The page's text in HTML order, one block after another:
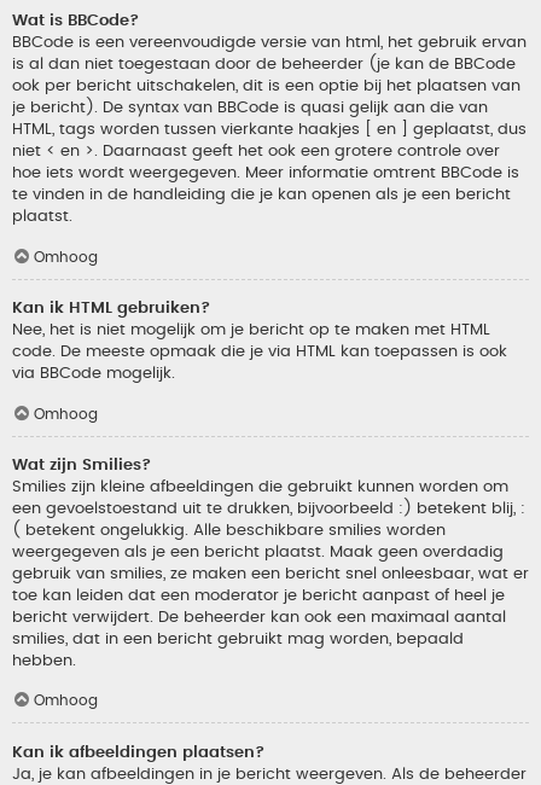
Wat is BBCode?
BBCode is een vereenvoudigde versie van html, het gebruik ervan
is al dan niet toegestaan door de beheerder (je kan de BBCode
ook per bericht uitschakelen, dit is een optie bij het plaatsen van
je bericht). De syntax van BBCode is quasi gelijk aan die van
HTML, tags worden tussen vierkante haakjes [ en ] geplaatst, dus
niet < en >. Daarnaast geeft het ook een grotere controle over
hoe iets wordt weergegeven. Meer informatie omtrent BBCode is
te vinden in de handleiding die je kan openen als je een bericht
plaatst.
Omhoog
Kan ik HTML gebruiken?
Nee, het is niet mogelijk om je bericht op te maken met HTML
code. De meeste opmaak die je via HTML kan toepassen is ook
via BBCode mogelijk.
Omhoog
Wat zijn Smilies?
Smilies zijn kleine afbeeldingen die gebruikt kunnen worden om
een gevoelstoestand uit te drukken, bijvoorbeeld :) betekent blij, :
( betekent ongelukkig. Alle beschikbare smilies worden
weergegeven als je een bericht plaatst. Maak geen overdadig
gebruik van smilies, ze maken een bericht snel onleesbaar, wat er
toe kan leiden dat een moderator je bericht aanpast of heel je
bericht verwijdert. De beheerder kan ook een maximaal aantal
smilies, dat in een bericht gebruikt mag worden, bepaald
hebben.
Omhoog
Kan ik afbeeldingen plaatsen?
Ja, je kan afbeeldingen in je bericht weergeven. Als de beheerder